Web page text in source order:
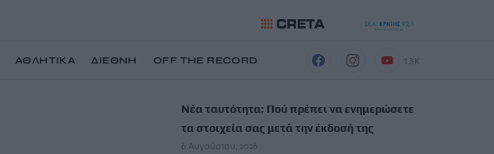
ΑΘΛΗΤΙΚΑ ΔΙΕΘΝΗ OFF THE RECORD
13K
Νέα ταυτότητα: Πού πρέπει να ενημερώσετε
τα στοιχεία σας μετά την έκδοσή της
6 Αυγούστου, 2026